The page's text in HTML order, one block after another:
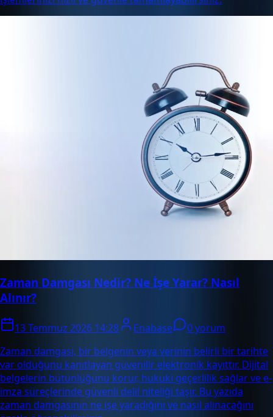
Zaman Damgası Nedir? Ne İşe Yarar? Nasıl
Alınır?
13 Temmuz 2026 14:28 Enabase
0 yorum
Zaman damgası, bir belgenin veya verinin belirli bir tarihte
var olduğunu kanıtlayan güvenilir elektronik kayıttır. Dijital
belgelerin bütünlüğünü korur, hukuki geçerlilik sağlar ve e-
imza süreçlerinde güvenli delil niteliği taşır. Bu yazıda
zaman damgasının ne işe yaradığını ve nasıl alınacağını